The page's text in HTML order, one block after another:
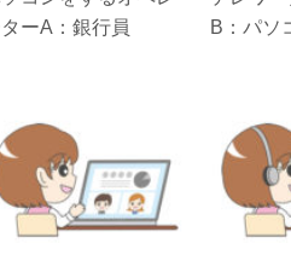
ーA：銀行員
B：パソ